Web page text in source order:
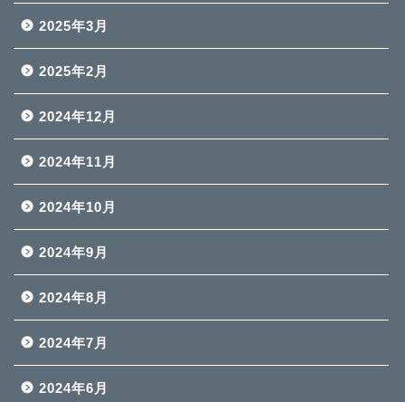
2025年3月
2025年2月
2024年12月
2024年11月
2024年10月
2024年9月
2024年8月
2024年7月
2024年6月